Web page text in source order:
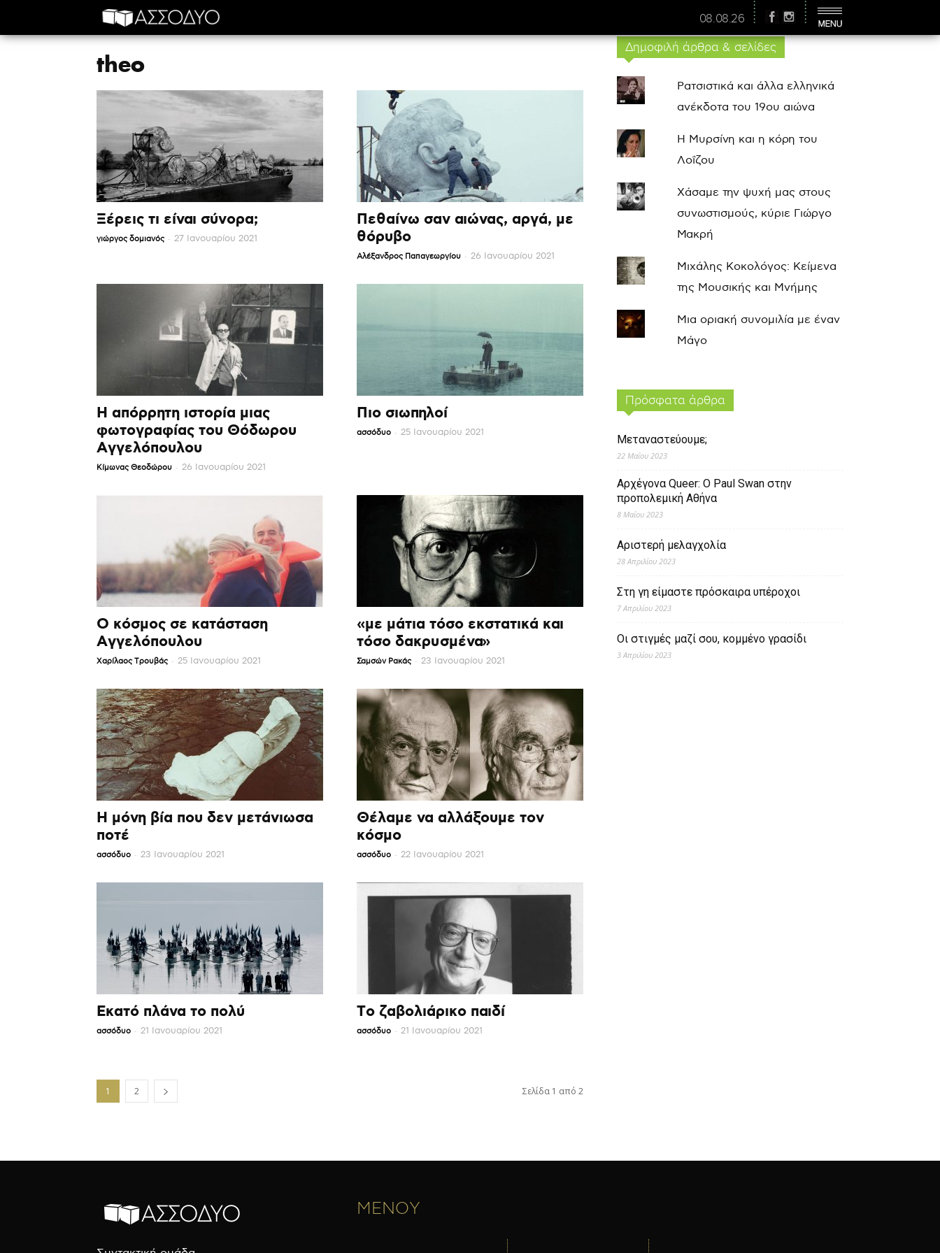
08.08.26
Αρχική theo
theo
Ξέρεις τι είναι σύνορα;
γιώργος δομιανός - 27 Ιανουαρίου 2021
Πεθαίνω σαν αιώνας, αργά, με
θόρυβο
Αλέξανδρος Παπαγεωργίου - 26 Ιανουαρίου 2021
Η απόρρητη ιστορία μιας
φωτογραφίας του Θόδωρου
Αγγελόπουλου
Κίμωνας Θεοδώρου - 26 Ιανουαρίου 2021
Πιο σιωπηλοί
ασσόδυο - 25 Ιανουαρίου 2021
Ο κόσμος σε κατάσταση
Αγγελόπουλου
Χαρίλαος Τρουβάς - 25 Ιανουαρίου 2021
«με μάτια τόσο εκστατικά και
τόσο δακρυσμένα»
Σαμσών Ρακάς - 23 Ιανουαρίου 2021
Η μόνη βία που δεν μετάνιωσα
ποτέ
ασσόδυο - 23 Ιανουαρίου 2021
Θέλαμε να αλλάξουμε τον
κόσμο
ασσόδυο - 22 Ιανουαρίου 2021
Εκατό πλάνα το πολύ
ασσόδυο - 21 Ιανουαρίου 2021
Το ζαβολιάρικο παιδί
ασσόδυο - 21 Ιανουαρίου 2021
1 2 Σελίδα 1 από 2
Δημοφιλή άρθρα & σελίδες
Ρατσιστικά και άλλα ελληνικά
ανέκδοτα του 19ου αιώνα
Η Μυρσίνη και η κόρη του
Λοΐζου
Χάσαμε την ψυχή μας στους
συνωστισμούς, κύριε Γιώργο
Μακρή
Μιχάλης Κοκολόγος: Κείμενα
της Μουσικής και Μνήμης
Μια οριακή συνομιλία με έναν
Μάγο
Πρόσφατα άρθρα
Μεταναστεύουμε;
22 Μαΐου 2023
Αρχέγονα Queer: O Paul Swan στην
προπολεμική Αθήνα
8 Μαΐου 2023
Αριστερή μελαγχολία
28 Απριλίου 2023
Στη γη είμαστε πρόσκαιρα υπέροχοι
7 Απριλίου 2023
Οι στιγμές μαζί σου, κομμένο γρασίδι
3 Απριλίου 2023
ΜΕΝΟΥ